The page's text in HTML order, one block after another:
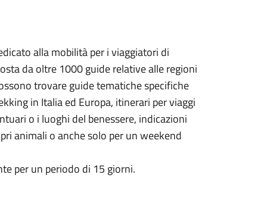
alla mobilità per i viaggiatori di
da oltre 1000 guide relative alle regioni
trovare guide tematiche specifiche
in Italia ed Europa, itinerari per viaggi
o i luoghi del benessere, indicazioni
animali o anche solo per un weekend
per un periodo di 15 giorni.